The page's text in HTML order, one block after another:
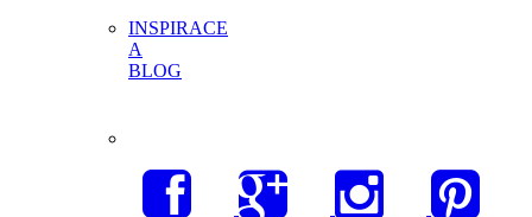
INSPIRACE
A
BLOG